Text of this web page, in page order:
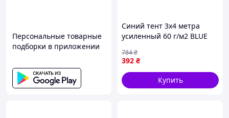
Персональные товарные
подборки в приложении
Синий тент 3х4 метра
усиленный 60 г/м2 BLUE
для надежной защиты на
улице
392 ₴
784₴
Купить